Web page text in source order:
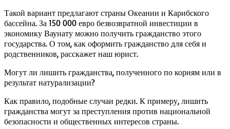
Такой вариант предлагают страны Океании и Карибского
бассейна. За 150 000 евро безвозвратной инвестиции в
экономику Ваунату можно получить гражданство этого
государства. О том, как оформить гражданство для себя и
родственников, расскажет наш юрист.
Могут ли лишить гражданства, полученного по корням или в
результат натурализации?
Как правило, подобные случаи редки. К примеру, лишить
гражданства могут за преступления против национальной
безопасности и общественных интересов страны.